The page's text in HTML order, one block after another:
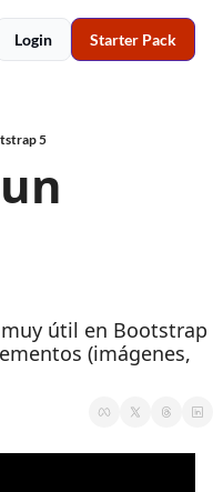
Login Starter Pack
5
útil en Bootstrap
(imágenes,